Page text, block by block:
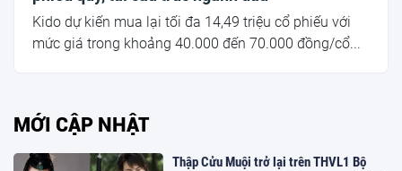
Kido dự kiến mua lại tối đa 14,49 triệu cổ phiếu với
mức giá trong khoảng 40.000 đến 70.000 đồng/cổ...
MỚI CẬP NHẬT
Thập Cửu Muội trở lại trên THVL1 Bộ